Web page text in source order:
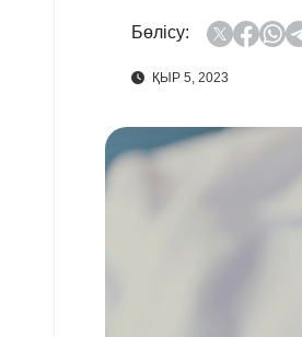
Бөлісу:
ҚЫР 5, 2023